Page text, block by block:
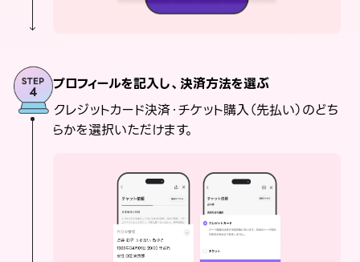
プロフィールを記入し、決済方法を選ぶ
クレジットカード決済・チケット購入（先払い）のどち
らかを選択いただけます。